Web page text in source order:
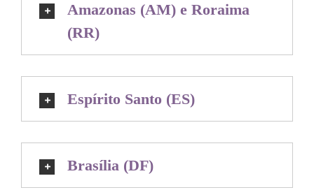
Amazonas (AM) e Roraima
(RR)
Espírito Santo (ES)
Brasília (DF)